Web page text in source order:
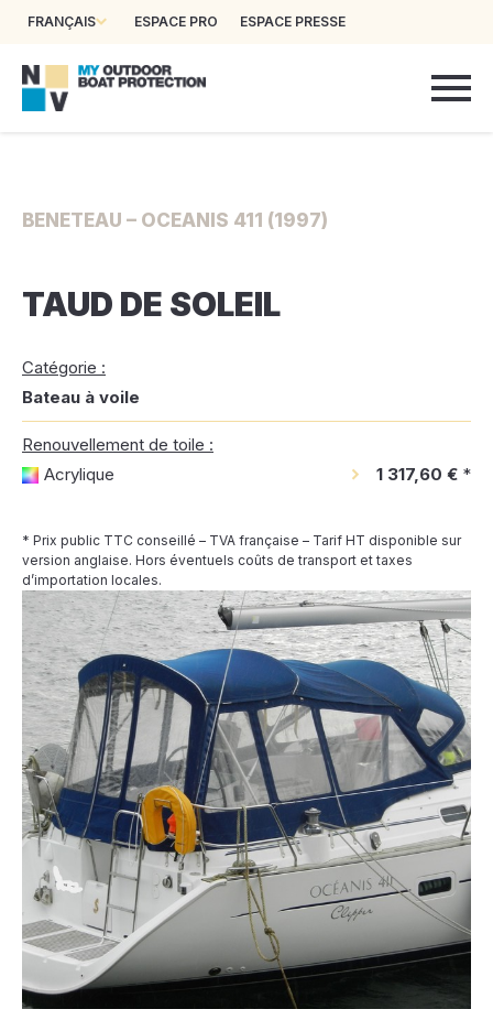
FRANÇAIS ESPACE PRO ESPACE PRESSE
BENETEAU – OCEANIS 411 (1997)
TAUD DE SOLEIL
Catégorie :
Bateau à voile
Renouvellement de toile :
Acrylique
1 317,60 € *
* Prix public TTC conseillé – TVA française – Tarif HT disponible sur
version anglaise. Hors éventuels coûts de transport et taxes
d’importation locales.